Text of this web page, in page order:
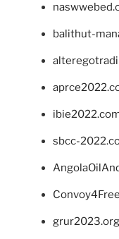
balithut-
sbcc-
grur2023.org